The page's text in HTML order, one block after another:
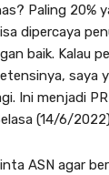
Paling 20%
dipercaya
baik. Kalau
saya
Ini menjadi
(14/6/
ASN agar